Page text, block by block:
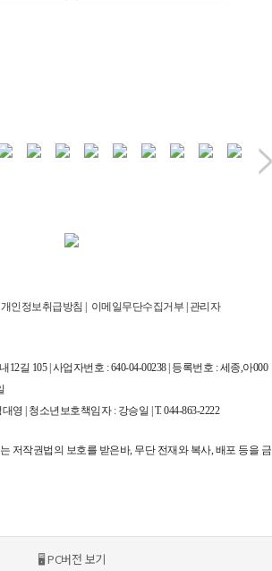
개인정보취급방침 | 이메일무단수집거부 | 관리자
길 105 | 사업자번호 : 640-04-00238 | 등록번호 : 세종,아000
영 | 청소년보호책임자 : 강승일 | T. 044-863-2222
저작권법의 보호를 받은바, 무단 전재와 복사, 배포 등을 금
.
🖥 PC버전 보기